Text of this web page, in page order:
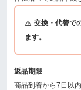
交換・代替で
ます。
返品期限
商品到着から7日以